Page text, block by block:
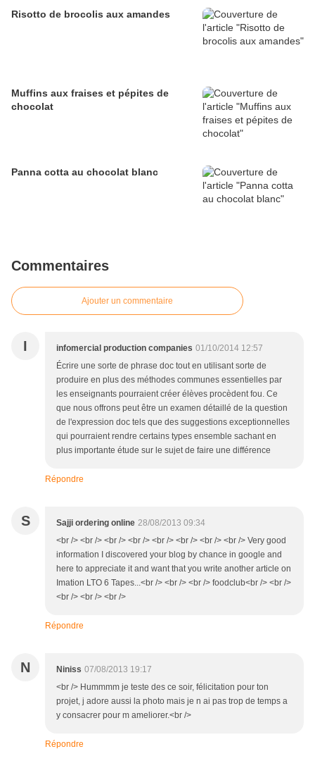
Risotto de brocolis aux amandes
Muffins aux fraises et pépites de
chocolat
Panna cotta au chocolat blanc
Commentaires
Ajouter un commentaire
I infomercial production companies 01/10/2014 12:57
Écrire une sorte de phrase doc tout en utilisant sorte de
produire en plus des méthodes communes essentielles par
les enseignants pourraient créer élèves procèdent fou. Ce
que nous offrons peut être un examen détaillé de la question
de l'expression doc tels que des suggestions exceptionnelles
qui pourraient rendre certains types ensemble sachant en
plus importante étude sur le sujet de faire une différence
Répondre
S Sajji ordering online 28/08/2013 09:34
<br /> <br /> <br /> <br /> <br /> <br /> <br /> <br /> Very good
information I discovered your blog by chance in google and
here to appreciate it and want that you write another article on
Imation LTO 6 Tapes...<br /> <br /> <br /> foodclub<br /> <br />
<br /> <br /> <br />
Répondre
N Niniss 07/08/2013 19:17
<br /> Hummmm je teste des ce soir, félicitation pour ton
projet, j adore aussi la photo mais je n ai pas trop de temps a
y consacrer pour m ameliorer.<br />
Répondre